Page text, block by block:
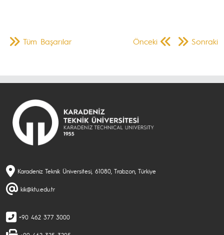
Önceki Sonraki
Tüm Başarılar
Karadeniz Teknik Üniversitesi, 61080, Trabzon, Türkiye
kik@ktu.edu.tr
+90 462 377 3000